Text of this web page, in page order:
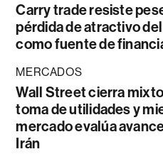
Carry trade resiste
pérdida de atractivo
como fuente de
MERCADOS
Wall Street cierra
toma de utilidades y
mercado evalúa
Irán